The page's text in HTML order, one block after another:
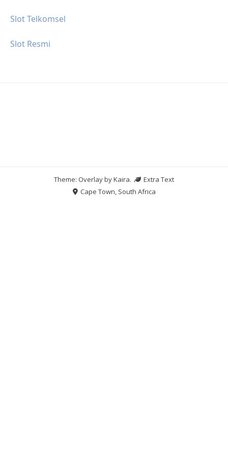
Slot Telkomsel
Slot Resmi
Theme: Overlay byKaira.
Extra Text
Cape Town, South Africa